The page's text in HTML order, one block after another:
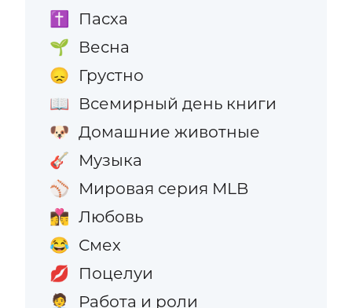
✝️ Пасха
🌱 Весна
😞 Грустно
📖 Всемирный день книги
🐶 Домашние животные
🎸 Музыка
⚾ Мировая серия MLB
👩‍❤️‍💋‍👨 Любовь
😂 Смех
💋 Поцелуи
🧑‍💼 Работа и роли